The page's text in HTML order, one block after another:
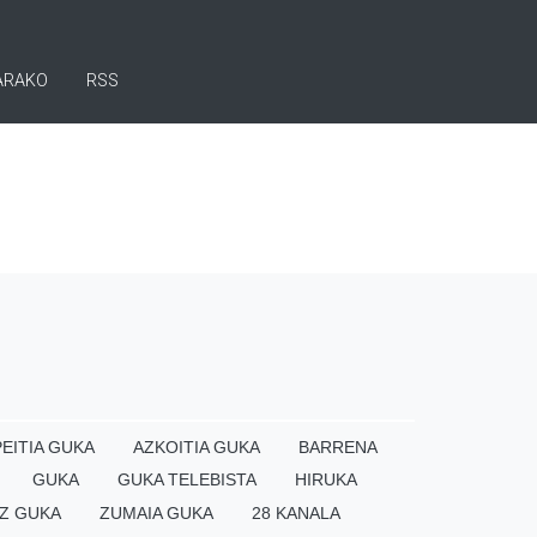
RSS
GUKA AZKOITIA GUKA
BARRENA
GUKA
GUKA TELEBISTA
HIRUKA
GUKA
ZUMAIA GUKA 28 KANALA